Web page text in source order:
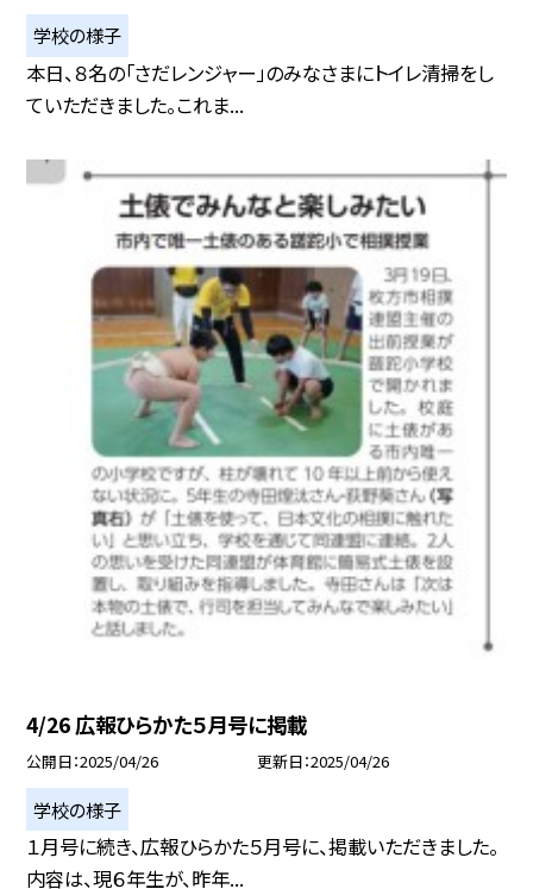
学校の様子
本日、８名の「さだレンジャー」のみなさまにトイレ清掃をし
ていただきました。これま...
4/26 広報ひらかた５月号に掲載
公開日 2025/04/26 更新日 2025/04/26
学校の様子
１月号に続き、広報ひらかた５月号に、掲載いただきました。
内容は、現６年生が、昨年...